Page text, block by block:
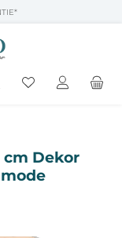
cm Dekor